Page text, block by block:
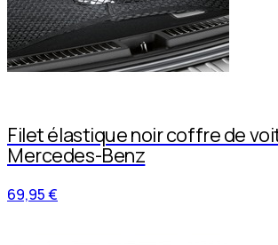
Filet élastique noir coffre de
Mercedes-Benz
69,95 €